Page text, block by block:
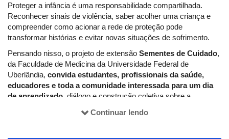
Proteger a infância é uma responsabilidade compartilhada.
Reconhecer sinais de violência, saber acolher uma criança e
compreender como acionar a rede de proteção pode
transformar histórias e evitar novas situações de sofrimento.
Pensando nisso, o projeto de extensão Sementes de Cuidado,
da Faculdade de Medicina da Universidade Federal de
Uberlândia, convida estudantes, profissionais da saúde,
educadores e toda a comunidade interessada para um dia
de aprendizado , diálogo e construção coletiva sobre a
Continuar lendo